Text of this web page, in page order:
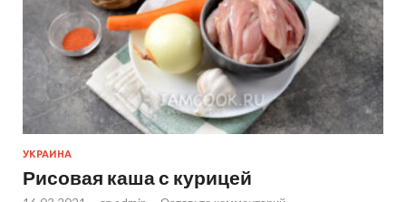
УКРАИНА
Рисовая каша с курицей